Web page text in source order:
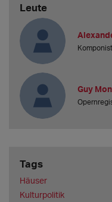
Leute
Guy
Tags
Häuser
Kulturpolitik